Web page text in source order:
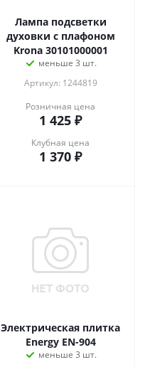
Лампа подсветки
духовки с плафоном
Krona 30101000001
меньше 3 шт.
Артикул: 1244819
Розничная цена
1 425 ₽
Клубная цена
1 370 ₽
Электрическая плитка
Energy EN-904
меньше 3 шт.